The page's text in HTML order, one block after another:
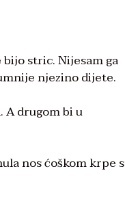
bijo stric. Nijesam ga
njezino dijete.
A drugom bi u
nos ćoškom krpe s